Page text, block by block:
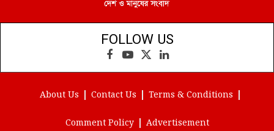
FOLLOW US
Facebook
YouTube
X
(Twitter)
LinkedIn
About Us Contact Us Terms & Conditions
Comment Policy Advertisement